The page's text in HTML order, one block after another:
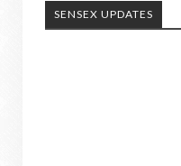
SENSEX UPDATES